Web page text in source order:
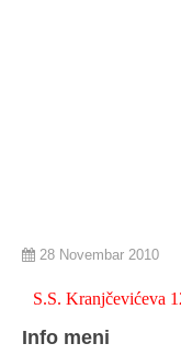
28 Novembar 2010
S.S. Kranjčevićeva
Info meni